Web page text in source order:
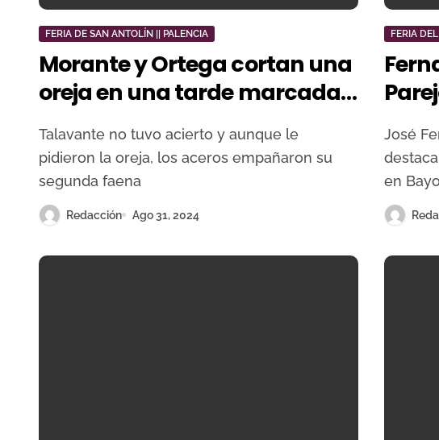
FERIA DE SAN ANTOLÍN || PALENCIA
Morante y Ortega cortan una
oreja en una tarde marcada
por la lluvia y los aceros en
Palencia
Talavante no tuvo acierto y aunque le
pidieron la oreja, los aceros empañaron su
segunda faena
Redacción Ago 31, 2024
FERIA
José Fernando Molina y Christian Parejo
en